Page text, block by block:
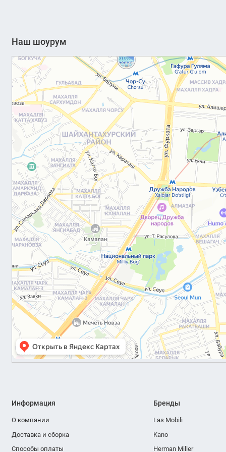
Наш шоурум
Информация
О компании
Доставка и сборка
Способы оплаты
Бренды
Las Mobili
Kano
Herman Miller